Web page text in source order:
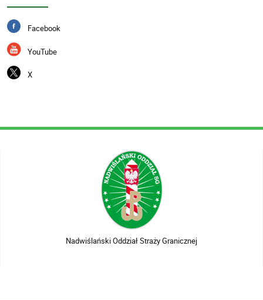
Facebook
YouTube
X
Nadwiślański Oddział Straży Granicznej